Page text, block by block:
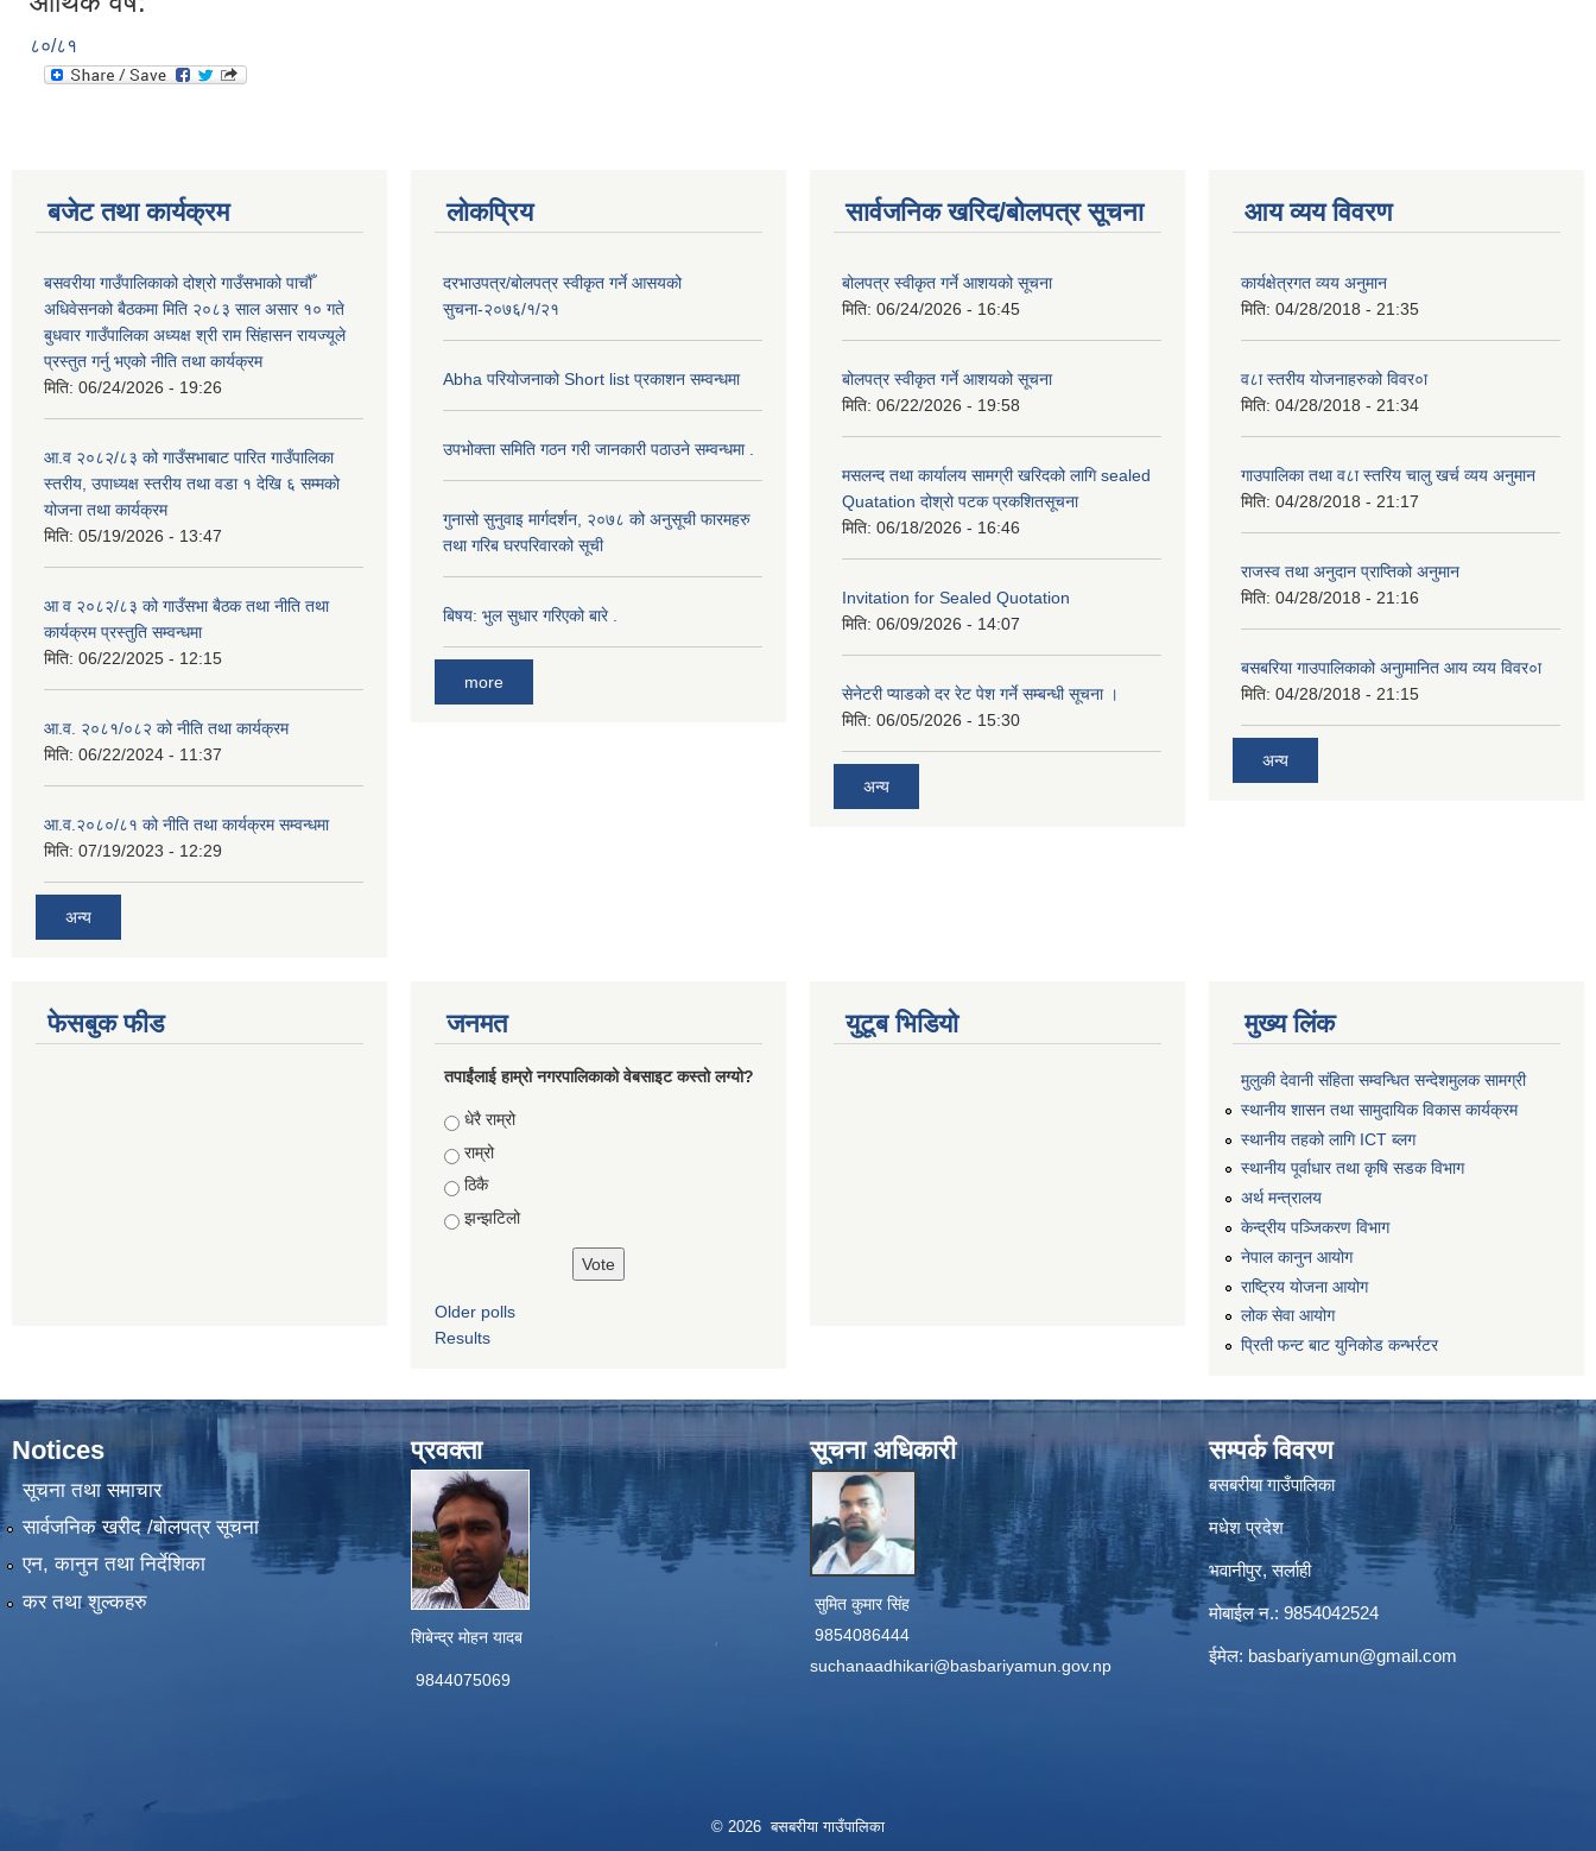
८०/८१
बजेट तथा कार्यक्रम
बसवरीया गाउँपालिकाको दोश्रो गाउँसभाको पाचौँ
अधिवेसनको बैठकमा मिति २०८३ साल असार १० गते
बुधवार गाउँपालिका अध्यक्ष श्री राम सिंहासन रायज्यूले
प्रस्तुत गर्नु भएको नीति तथा कार्यक्रम
मिति: 06/24/2026 - 19:26
आ.व २०८२/८३ को गाउँसभाबाट पारित गाउँपालिका
स्तरीय, उपाध्यक्ष स्तरीय तथा वडा १ देखि ६ सम्मको
योजना तथा कार्यक्रम
मिति: 05/19/2026 - 13:47
आ व २०८२/८३ को गाउँसभा बैठक तथा नीति तथा
कार्यक्रम प्रस्तुति सम्वन्धमा
मिति: 06/22/2025 - 12:15
आ.व. २०८१/०८२ को नीति तथा कार्यक्रम
मिति: 06/22/2024 - 11:37
आ.व.२०८०/८१ को नीति तथा कार्यक्रम सम्वन्धमा
मिति: 07/19/2023 - 12:29
अन्य
लोकप्रिय
दरभाउपत्र/बोलपत्र स्वीकृत गर्ने आसयको
सुचना-२०७६/१/२१
Abha परियोजनाको Short list प्रकाशन सम्वन्धमा
उपभोक्ता समिति गठन गरी जानकारी पठाउने सम्वन्धमा .
गुनासो सुनुवाइ मार्गदर्शन, २०७८ को अनुसूची फारमहरु
तथा गरिब घरपरिवारको सूची
बिषय: भुल सुधार गरिएको बारे .
more
सार्वजनिक खरिद/बोलपत्र सूचना
बोलपत्र स्वीकृत गर्ने आशयको सूचना
मिति: 06/24/2026 - 16:45
बोलपत्र स्वीकृत गर्ने आशयको सूचना
मिति: 06/22/2026 - 19:58
मसलन्द तथा कार्यालय सामग्री खरिदको लागि sealed
Quatation दोश्रो पटक प्रकशितसूचना
मिति: 06/18/2026 - 16:46
Invitation for Sealed Quotation
मिति: 06/09/2026 - 14:07
सेनेटरी प्याडको दर रेट पेश गर्ने सम्बन्धी सूचना ।
मिति: 06/05/2026 - 15:30
अन्य
आय व्यय विवरण
कार्यक्षेत्रगत व्यय अनुमान
मिति: 04/28/2018 - 21:35
व८ा स्तरीय योजनाहरुको विवर०ा
मिति: 04/28/2018 - 21:34
गाउपालिका तथा व८ा स्तरिय चालु खर्च व्यय अनुमान
मिति: 04/28/2018 - 21:17
राजस्व तथा अनुदान प्राप्तिको अनुमान
मिति: 04/28/2018 - 21:16
बसबरिया गाउपालिकाको अनुामानित आय व्यय विवर०ा
मिति: 04/28/2018 - 21:15
अन्य
फेसबुक फीड जनमत
तपाईंलाई हाम्रो नगरपालिकाको वेबसाइट कस्तो लग्यो?
Choices
धेरै राम्रो
राम्रो
ठिकै
झन्झटिलो
Older polls
Results
युटूब भिडियो मुख्य लिंक
मुलुकी देवानी संहिता सम्वन्धित सन्देशमुलक सामग्री
स्थानीय शासन तथा सामुदायिक विकास कार्यक्रम
स्थानीय तहको लागि ICT ब्लग
स्थानीय पूर्वाधार तथा कृषि सडक विभाग
अर्थ मन्त्रालय
केन्द्रीय पञ्जिकरण विभाग
नेपाल कानुन आयोग
राष्ट्रिय योजना आयोग
लोक सेवा आयोग
प्रिती फन्ट बाट युनिकोड कन्भर्रटर
Notices
सूचना तथा समाचार
सार्वजनिक खरीद /बोलपत्र सूचना
एन, कानुन तथा निर्देशिका
कर तथा शुल्कहरु
प्रवक्ता
शिबेन्द्र मोहन यादब
9844075069
सूचना अधिकारी
सुमित कुमार सिंह
9854086444
suchanaadhikari@basbariyamun.gov.np
सम्पर्क विवरण
बसबरीया गाउँपालिका
मधेश प्रदेश
भवानीपुर, सर्लाही
मोबाईल न.: 9854042524
ईमेल: basbariyamun@gmail.com
© 2026 बसबरीया गाउँपालिका